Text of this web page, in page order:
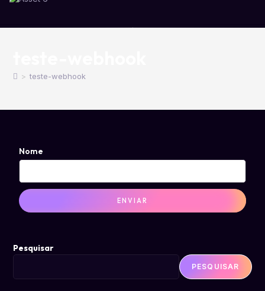
> teste-webhook
Nome
ENVIAR
Pesquisar
PESQUISAR